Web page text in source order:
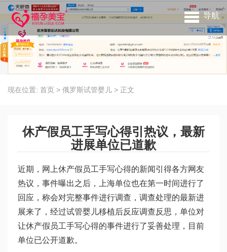
导航
现在位置: 首页 > 俄罗斯试管婴儿 > 正文
休产假员工手写心得引热议，最新
进展单位已道歉
近期，网上休产假员工手写心得的新闻引得各方网友
热议，事件曝出之后，上海单位也在第一时间进行了
回应，称会对完整事件进行调查，调查处理的最新进
展来了，经过试管婴儿移植后反应调查反思，单位对
让休产假员工手写心得的事件进行了妥善处理，目前
单位已公开道歉。